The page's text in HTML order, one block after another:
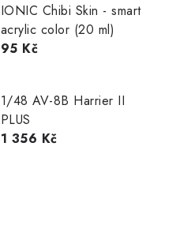
IONIC Chibi Skin - smart
acrylic color (20 ml)
95 Kč
1/48 AV-8B Harrier II
PLUS
1 356 Kč